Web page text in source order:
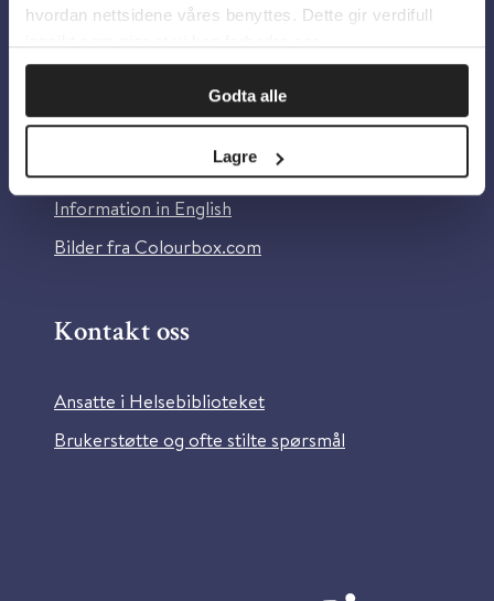
hvordan nettsidene våres benyttes. Dette gir verdifull
Godta alle
Lagre
Om oss
Om Helsebiblioteket
Personvern og informasjonskapsler
Tilgjengelighetserklæring
Information in English
Bilder fra Colourbox.com
Kontakt oss
Ansatte i Helsebiblioteket
Brukerstøtte og ofte stilte spørsmål